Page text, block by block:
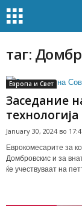
таг:
Европа и Свет
Заседание
January 30, 2024 во
Еврокомесарите за
Домбровскис и за
ќе учествуваат на